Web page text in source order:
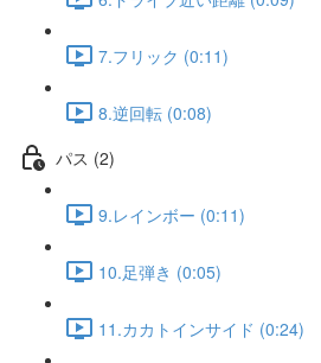
7.フリック (0:11)
8.逆回転 (0:08)
パス (2)
9.レインボー (0:11)
10.足弾き (0:05)
11.カカトインサイド (0:24)